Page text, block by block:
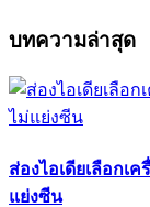
บทความล่าสุด
ส่องไอเดียเลือกเ
แย่งซีน